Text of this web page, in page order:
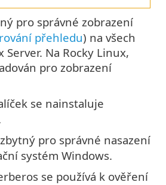
pro správné zobrazení
přehledu) na všech
Na Rocky Linux,
pro zobrazení
se nainstaluje
pro správné nasazení
systém Windows.
se používá k ověření